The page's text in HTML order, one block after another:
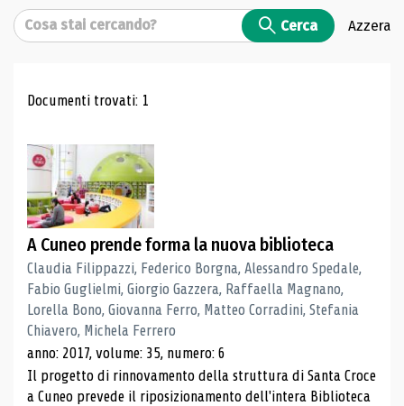
Cerca Cerca Azzera
Risultati di ricerca
Documenti trovati: 1
A Cuneo prende forma la nuova biblioteca
Claudia Filippazzi, Federico Borgna, Alessandro Spedale,
Fabio Guglielmi, Giorgio Gazzera, Raffaella Magnano,
Lorella Bono, Giovanna Ferro, Matteo Corradini, Stefania
Chiavero, Michela Ferrero
anno: 2017, volume: 35, numero: 6
Il progetto di rinnovamento della struttura di Santa Croce
a Cuneo prevede il riposizionamento dell'intera Biblioteca